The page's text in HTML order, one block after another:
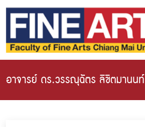
อาจารย์ ดร.วรรณุฉัตร ลิขิตมานนท์